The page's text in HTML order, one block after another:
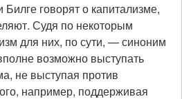
Билге говорят о капитализме,
Судя по некоторым
для них, по сути, — синоним
возможно выступать
не выступая против
например, поддерживая